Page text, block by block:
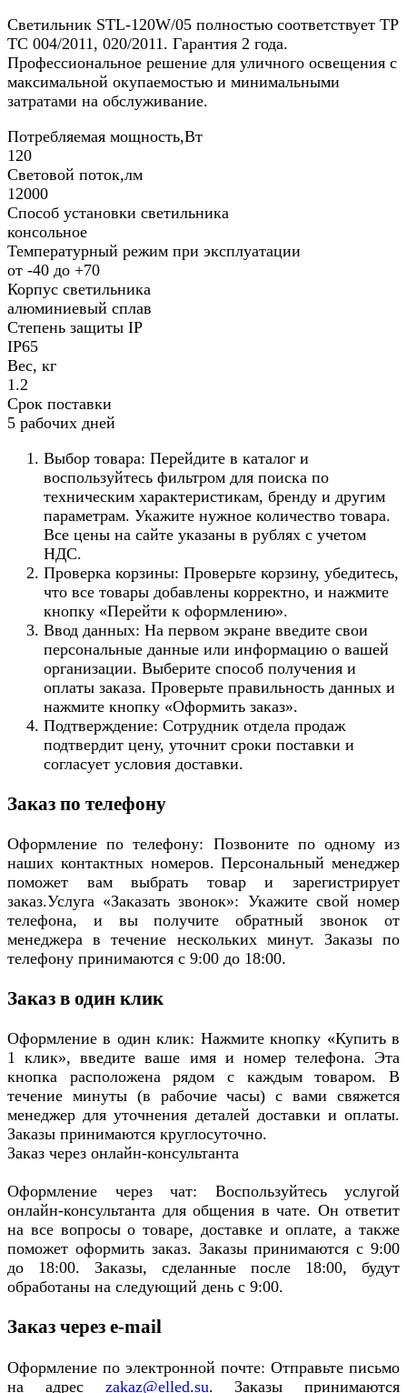
Светильник STL-120W/05 полностью соответствует ТР
ТС 004/2011, 020/2011. Гарантия 2 года.
Профессиональное решение для уличного освещения с
максимальной окупаемостью и минимальными
затратами на обслуживание.
Потребляемая мощность,Вт
120
Световой поток,лм
12000
Способ установки светильника
консольное
Температурный режим при эксплуатации
от -40 до +70
Корпус светильника
алюминиевый сплав
Степень защиты IP
IP65
Вес, кг
1.2
Срок поставки
5 рабочих дней
Выбор товара: Перейдите в каталог и
воспользуйтесь фильтром для поиска по
техническим характеристикам, бренду и другим
параметрам. Укажите нужное количество товара.
Все цены на сайте указаны в рублях с учетом
НДС.
Проверка корзины: Проверьте корзину, убедитесь,
что все товары добавлены корректно, и нажмите
кнопку «Перейти к оформлению».
Ввод данных: На первом экране введите свои
персональные данные или информацию о вашей
организации. Выберите способ получения и
оплаты заказа. Проверьте правильность данных и
нажмите кнопку «Оформить заказ».
Подтверждение: Сотрудник отдела продаж
подтвердит цену, уточнит сроки поставки и
согласует условия доставки.
Заказ по телефону
Оформление по телефону: Позвоните по одному из
наших контактных номеров. Персональный менеджер
поможет вам выбрать товар и зарегистрирует
заказ.Услуга «Заказать звонок»: Укажите свой номер
телефона, и вы получите обратный звонок от
менеджера в течение нескольких минут. Заказы по
телефону принимаются с 9:00 до 18:00.
Заказ в один клик
Оформление в один клик: Нажмите кнопку «Купить в
1 клик», введите ваше имя и номер телефона. Эта
кнопка расположена рядом с каждым товаром. В
течение минуты (в рабочие часы) с вами свяжется
менеджер для уточнения деталей доставки и оплаты.
Заказы принимаются круглосуточно.
Заказ через онлайн-консультанта
Оформление через чат: Воспользуйтесь услугой
онлайн-консультанта для общения в чате. Он ответит
на все вопросы о товаре, доставке и оплате, а также
поможет оформить заказ. Заказы принимаются с 9:00
до 18:00. Заказы, сделанные после 18:00, будут
обработаны на следующий день с 9:00.
Заказ через e-mail
Оформление по электронной почте: Отправьте письмо
на адрес zakaz@elled.su. Заказы принимаются